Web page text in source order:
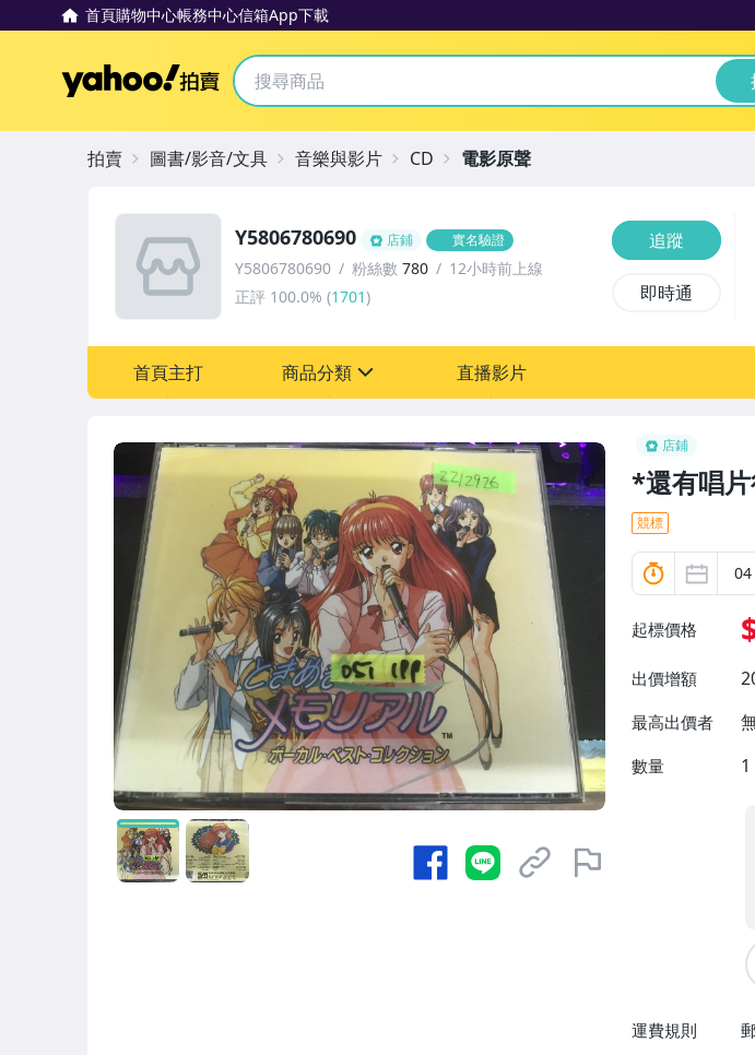
首頁購物中心帳務中心信箱App下載
Yahoo拍賣
店鋪
*還有唱
競標
04
起標價格
出價增額
最高出價者
數量 1
運費規則
Y5806780690 店鋪 實名驗證
Y5806780690 粉絲數 780
12小時前上線
正評 100.0% (1701)
追蹤
即時通
首頁主打 商品分類 直播影片
拍賣 圖書/影音/文具 音樂與影片 CD 電影原聲